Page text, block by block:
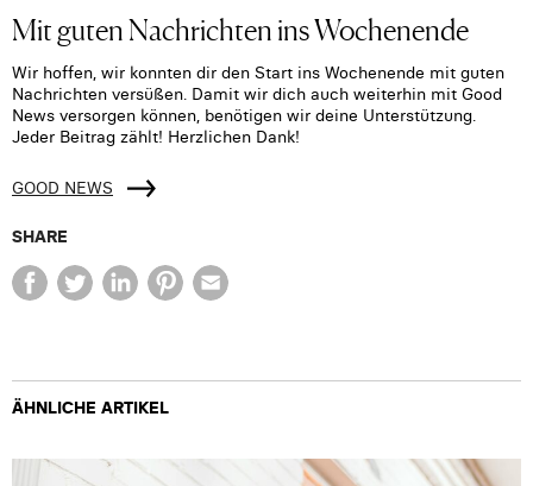
Mit guten Nachrichten ins Wochenende
Wir hoffen, wir konnten dir den Start ins Wochenende mit guten
Nachrichten versüßen. Damit wir dich auch weiterhin mit Good
News versorgen können, benötigen wir deine Unterstützung.
Jeder Beitrag zählt! Herzlichen Dank!
GOOD NEWS
SHARE
ÄHNLICHE ARTIKEL